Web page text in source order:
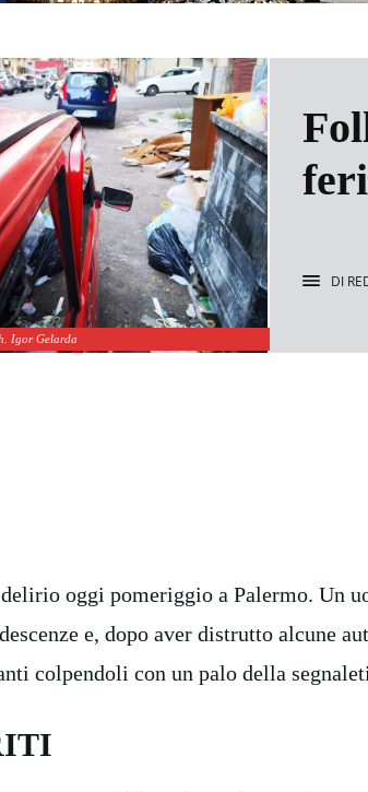
Igor Gelarda
DI
oggi pomeriggio a Palermo. Un
e, dopo aver distrutto alcune
colpendoli con un palo della